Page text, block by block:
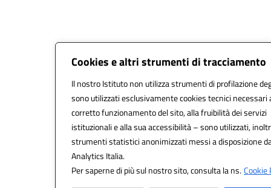
Cookies e altri strumenti di tracciamento
Il nostro Istituto non utilizza strumenti di profilazione
sono utilizzati esclusivamente cookies tecnici necessari
corretto funzionamento del sito, alla fruibilità dei servizi
istituzionali e alla sua accessibilità – sono utilizzati,
strumenti statistici anonimizzati messi a disposizione
Analytics Italia.
Per saperne di più sul nostro sito, consulta la ns.Cookie